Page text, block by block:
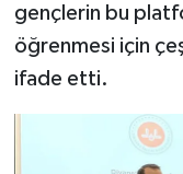
gençlerin bu
öğrenmesi için
ifade etti.
Kırklareli
Kırşehir